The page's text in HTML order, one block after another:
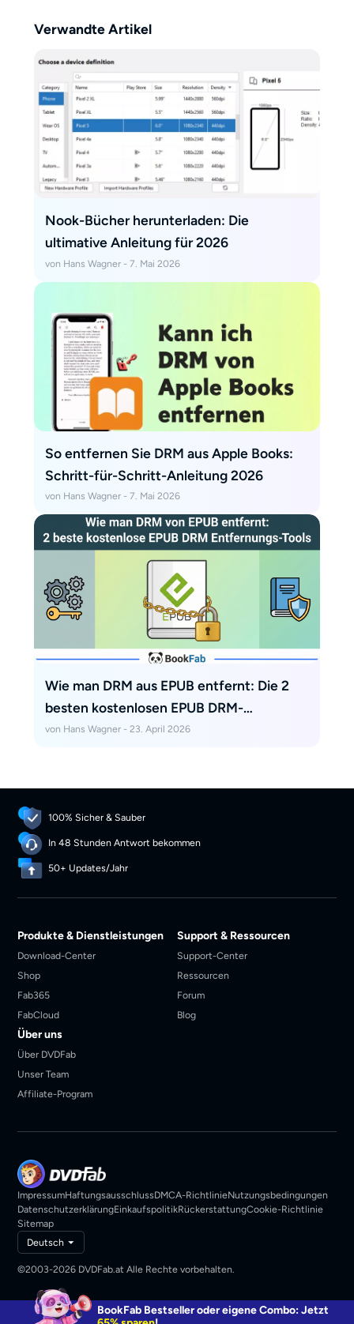
Verwandte Artikel
Nook-Bücher herunterladen: Die
ultimative Anleitung für 2026
von Hans Wagner - 7. Mai 2026
So entfernen Sie DRM aus Apple Books:
Schritt-für-Schritt-Anleitung 2026
von Hans Wagner - 7. Mai 2026
Wie man DRM aus EPUB entfernt: Die 2
besten kostenlosen EPUB DRM-
Entfernungstools
von Hans Wagner - 23. April 2026
100% Sicher & Sauber
In 48 Stunden Antwort bekommen
50+ Updates/Jahr
Produkte & Dienstleistungen
Download-Center
Shop
Fab365
FabCloud
Support & Ressourcen
Support-Center
Ressourcen
Forum
Blog
Über uns
Über DVDFab
Unser Team
Affiliate-Program
ImpressumHaftungsausschlussDMCA-RichtlinieNutzungsbedingungen
DatenschutzerklärungEinkaufspolitikRückerstattungCookie-Richtlinie
Sitemap
Deutsch
©2003-2026 DVDFab.at Alle Rechte vorbehalten.
BookFab Bestseller oder eigene Combo: Jetzt